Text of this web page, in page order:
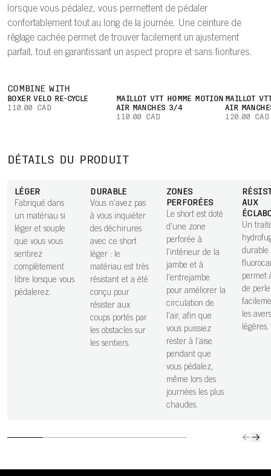
lorsque vous pédalez, vous permettent de pédaler
confortablement tout au long de la journée. Une ceinture de
réglage cachée permet de trouver facilement un ajustement
parfait, tout en garantissant un aspect propre et sans fioritures.
COMBINE WITH
BOXER VÉLO RE-CYCLE
110.00 CAD
MAILLOT VTT HOMME MOTION
AIR MANCHES 3/4
110.00 CAD
MAILLOT
AIR
120.00 CAD
DÉTAILS DU PRODUIT
LÉGER
Fabriqué dans
un matériau si
léger et souple
que vous vous
sentirez
complètement
libre lorsque vous
pédalerez.
DURABLE
Vous n'avez pas
à vous inquiéter
des déchirures
avec ce short
léger : le
matériau est très
résistant et a été
conçu pour
résister aux
coups portés par
les obstacles sur
les sentiers.
ZONES
PERFORÉES
Le short est doté
d'une zone
perforée à
l'intérieur de la
jambe et à
l'entrejambe
pour améliorer la
circulation de
l'air, afin que
vous puissiez
rester à l'aise
pendant que
vous pédalez,
même lors des
journées les plus
chaudes.
AUX
Un
durable
permet
de
les
légères.